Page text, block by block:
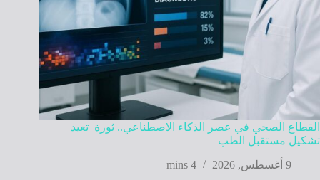
القطاع الصحي في عصر الذكاء الاصطناعي.. ثورة تعيد
تشكيل مستقبل الطب
9 أغسطس, 2026
4 mins